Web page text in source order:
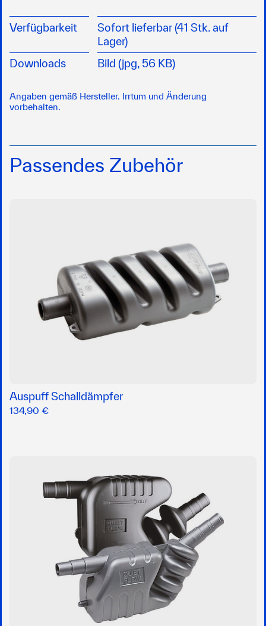
Verfügbarkeit
Sofort lieferbar (41 Stk. auf
Lager)
Downloads
Bild (jpg, 56 KB)
Angaben gemäß Hersteller. Irrtum und Änderung
vorbehalten.
Passendes Zubehör
Auspuff Schalldämpfer
134,90 €